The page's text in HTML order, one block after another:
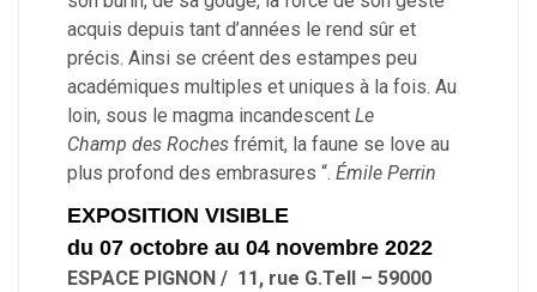
acquis depuis tant d’années le rend sûr et
précis. Ainsi se créent des estampes peu
académiques multiples et uniques à la fois. Au
loin, sous le magma incandescent Le
Champ des Roches frémit, la faune se love au
plus profond des embrasures “. Émile Perrin
EXPOSITION VISIBLE
du 07 octobre au 04 novembre 2022
ESPACE PIGNON / 11, rue G.Tell – 59000